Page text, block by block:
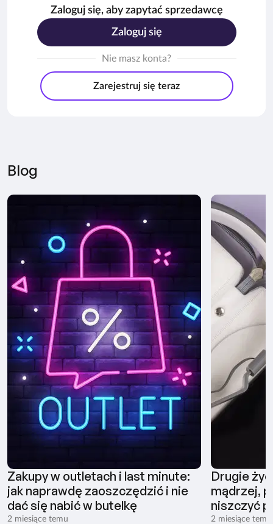
Zaloguj się, aby zapytać sprzedawcę
Zaloguj się
Nie masz konta?
Zarejestruj się teraz
Blog
Zakupy w outletach i last minute:
jak naprawdę zaoszczędzić i nie
dać się nabić w butelkę
2 miesiące temu
Drugie
mądrzej,
niszczyć
2 miesiące temu